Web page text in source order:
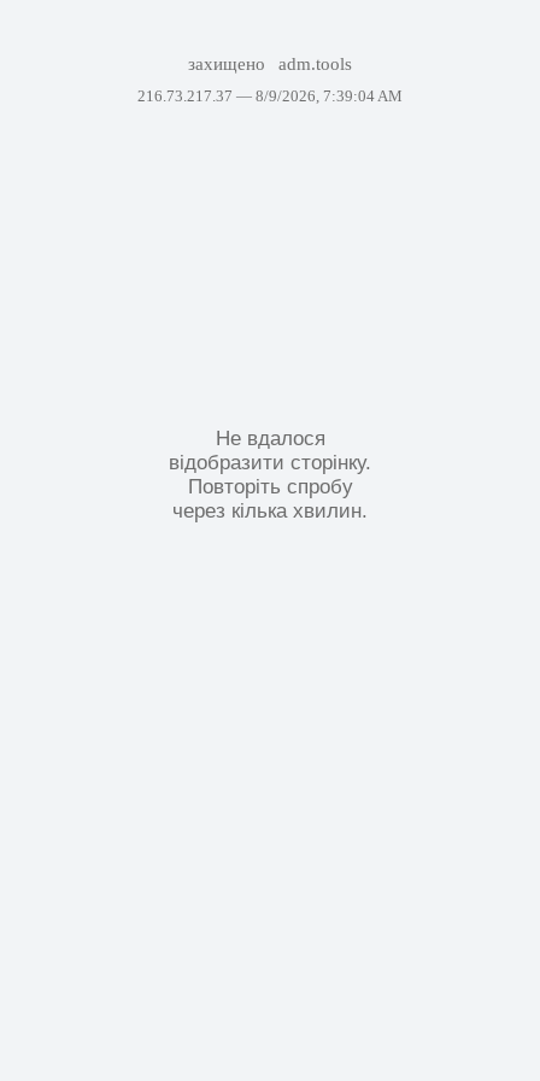
захищено adm.tools
216.73.217.37 — 8/9/2026, 7:39:04 AM
Не вдалося
відобразити сторінку.
Повторіть спробу
через кілька хвилин.